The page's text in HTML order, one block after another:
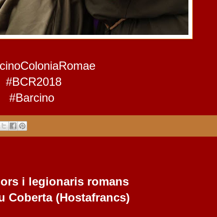
#BCR2018
#Barcino
i legionaris romans
Coberta (Hostafrancs)